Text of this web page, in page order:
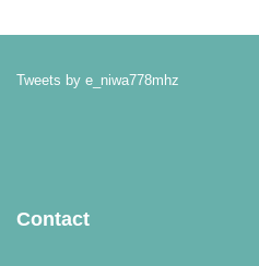
Tweets by e_niwa778mhz
Contact